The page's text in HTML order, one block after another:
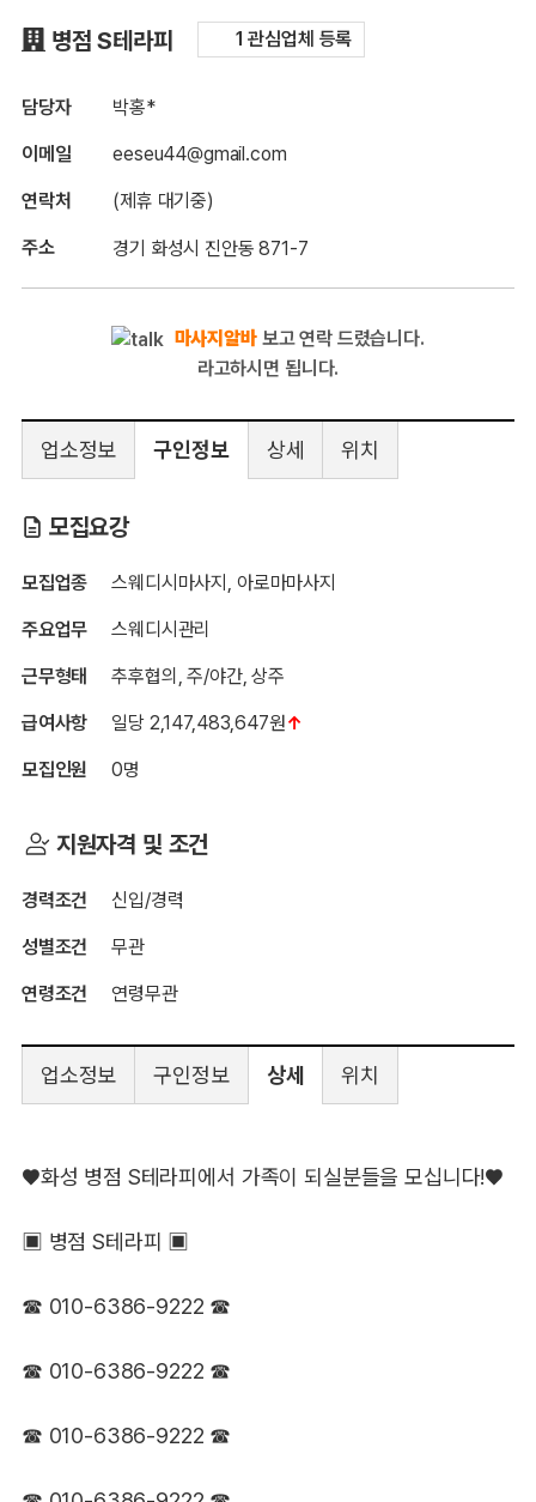
병점 S테라피구인정보1 관심업체 등록
담당자 박홍*
이메일 eeseu44@gmail.com
연락처 (제휴 대기중)
주소 경기 화성시 진안동 871-7
마사지알바보고 연락 드렸습니다.
라고하시면 됩니다.
업소정보 구인정보 상세 위치
병점 S테라피
모집요강
모집업종 스웨디시마사지, 아로마마사지
주요업무 스웨디시관리
근무형태 추후협의, 주/야간, 상주
급여사항 일당 2,147,483,647원↑
모집인원 0명
지원자격 및 조건
경력조건 신입/경력
성별조건 무관
연령조건 연령무관
업소정보 구인정보 상세 위치
♥화성 병점 S테라피에서 가족이 되실분들을 모십니다!♥
▣ 병점 S테라피 ▣
☎ 010-6386-9222 ☎
☎ 010-6386-9222 ☎
☎ 010-6386-9222 ☎